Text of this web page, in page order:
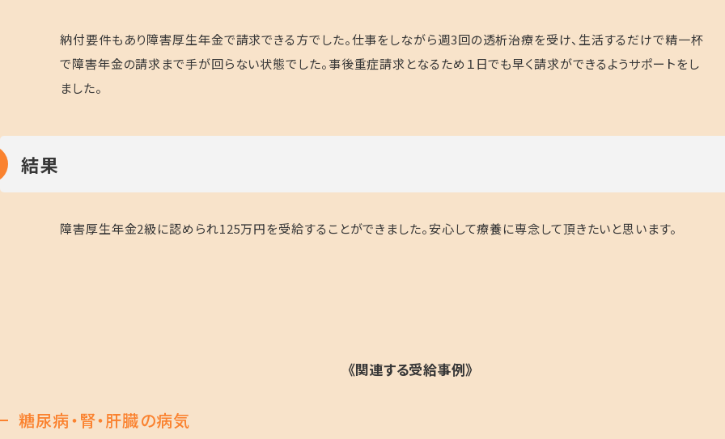
納付要件もあり障害厚生年金で請求できる方でした。仕事をしながら週3回の透析治療を受け、生活するだけで精一杯
で障害年金の請求まで手が回らない状態でした。事後重症請求となるため１日でも早く請求ができるようサポートをし
ました。
結果
障害厚生年金2級に認められ125万円を受給することができました。安心して療養に専念して頂きたいと思います。
《関連する受給事例》
糖尿病・腎・肝臓の病気